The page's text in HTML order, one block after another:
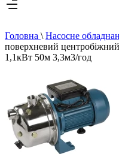
Головна \ Насосне
поверхневий
1,1кВт 50м 3,3м3/год